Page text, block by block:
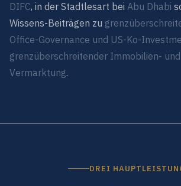
DIFC, in der Stadtlesart bei Abu Dhabi
Wissens-Beiträgen zu
Office-Governance und US-Ko-
grenzüberschreitender Immobilien-
Vermarktung.
DREI